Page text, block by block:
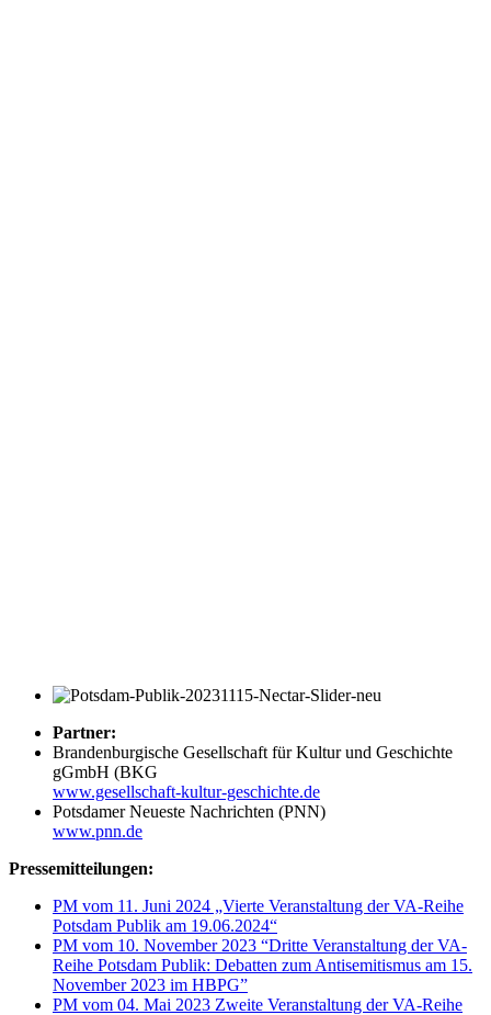
Partner:
Brandenburgische Gesellschaft für Kultur und Geschichte
gGmbH (BKG
www.gesellschaft-kultur-geschichte.de
Potsdamer Neueste Nachrichten (PNN)
www.pnn.de
Pressemitteilungen:
PM vom 11. Juni 2024 „Vierte Veranstaltung der VA-Reihe
Potsdam Publik am 19.06.2024“
PM vom 10. November 2023 “Dritte Veranstaltung der VA-
Reihe Potsdam Publik: Debatten zum Antisemitismus am 15.
November 2023 im HBPG”
PM vom 04. Mai 2023 Zweite Veranstaltung der VA-Reihe